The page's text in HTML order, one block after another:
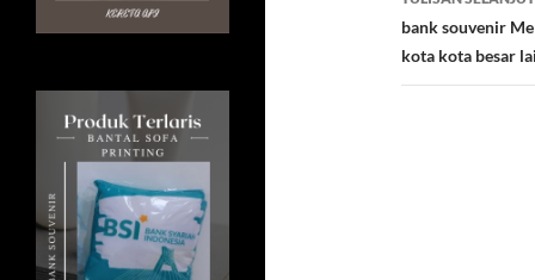
bank souvenir
kota kota besar